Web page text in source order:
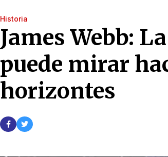
Historia
James Webb:
puede mirar
horizontes